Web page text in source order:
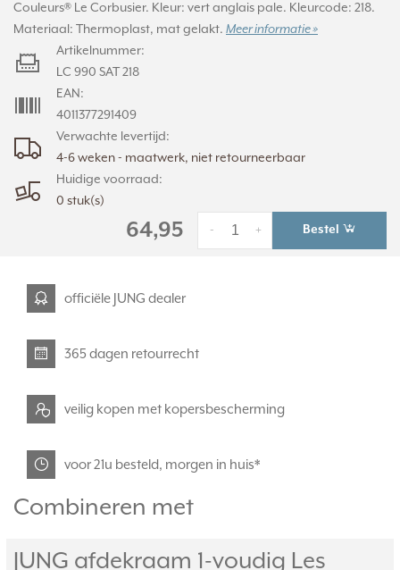
Couleurs® Le Corbusier. Kleur: vert anglais pale. Kleurcode: 218.
Materiaal: Thermoplast, mat gelakt. Meer informatie »
Verwachte levertijd:
4-6 weken - maatwerk, niet retourneerbaar
Huidige voorraad:
0 stuk(s)
Artikelnummer:
LC 990 SAT 218
EAN:
4011377291409
64,95 +
- Bestel
officiële JUNG dealer
365 dagen retourrecht
veilig kopen met kopersbescherming
voor 21u besteld, morgen in huis*
Combineren met
JUNG afdekraam 1-voudig Les